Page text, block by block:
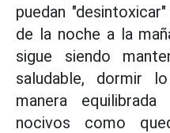
puedan
de la noche a la
sigue siendo
saludable, dormir
manera
nocivos como